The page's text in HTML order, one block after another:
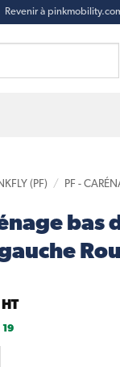
Revenir à
(PF) /
PF -
bas
HT
Carénage bas de